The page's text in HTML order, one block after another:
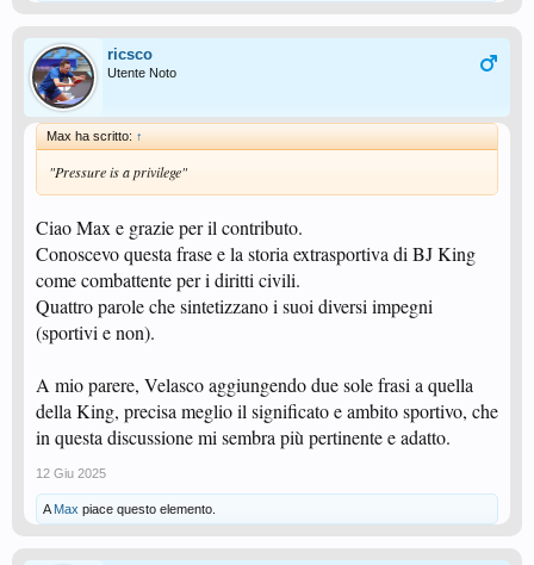
ricsco
Utente Noto
Max ha scritto: ↑
"Pressure is a privilege"
Ciao Max e grazie per il contributo.
Conoscevo questa frase e la storia extrasportiva di BJ King
come combattente per i diritti civili.
Quattro parole che sintetizzano i suoi diversi impegni
(sportivi e non).
A mio parere, Velasco aggiungendo due sole frasi a quella
della King, precisa meglio il significato e ambito sportivo, che
in questa discussione mi sembra più pertinente e adatto.
12 Giu 2025
A Max piace questo elemento.